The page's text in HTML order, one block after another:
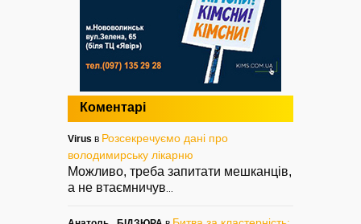
Коментарі
Virus в Розсекречуємо дані про
володимирську лікарню
Можливо, треба запитати мешканців,
а не втаємничув